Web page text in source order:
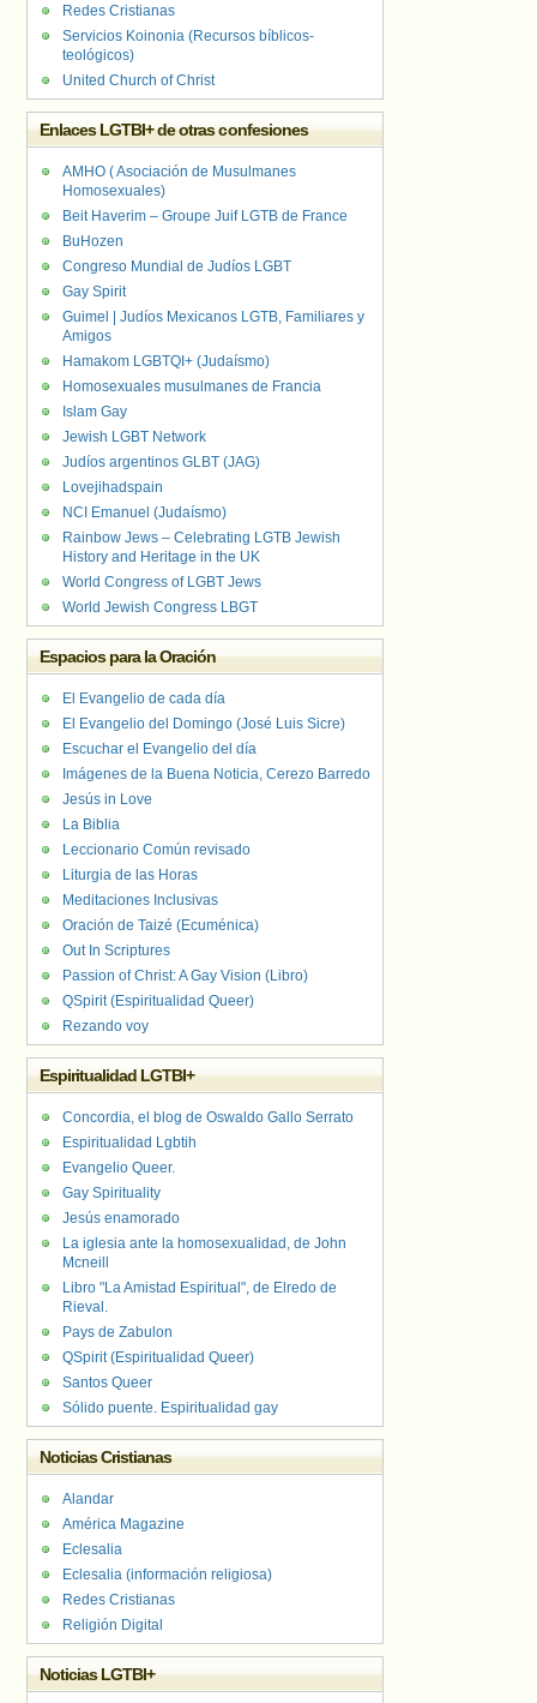
Redes Cristianas
Servicios Koinonia (Recursos bíblicos-
teológicos)
United Church of Christ
Enlaces LGTBI+ de otras confesiones
AMHO ( Asociación de Musulmanes
Homosexuales)
Beit Haverim – Groupe Juif LGTB de France
BuHozen
Congreso Mundial de Judíos LGBT
Gay Spirit
Guimel | Judíos Mexicanos LGTB, Familiares y
Amigos
Hamakom LGBTQI+ (Judaísmo)
Homosexuales musulmanes de Francia
Islam Gay
Jewish LGBT Network
Judíos argentinos GLBT (JAG)
Lovejihadspain
NCI Emanuel (Judaísmo)
Rainbow Jews – Celebrating LGTB Jewish
History and Heritage in the UK
World Congress of LGBT Jews
World Jewish Congress LBGT
Espacios para la Oración
El Evangelio de cada día
El Evangelio del Domingo (José Luis Sicre)
Escuchar el Evangelio del día
Imágenes de la Buena Noticia, Cerezo Barredo
Jesús in Love
La Biblia
Leccionario Común revisado
Liturgia de las Horas
Meditaciones Inclusivas
Oración de Taizé (Ecuménica)
Out In Scriptures
Passion of Christ: A Gay Vision (Libro)
QSpirit (Espiritualidad Queer)
Rezando voy
Espiritualidad LGTBI+
Concordia, el blog de Oswaldo Gallo Serrato
Espiritualidad Lgbtih
Evangelio Queer.
Gay Spirituality
Jesús enamorado
La iglesia ante la homosexualidad, de John
Mcneill
Libro "La Amistad Espiritual", de Elredo de
Rieval.
Pays de Zabulon
QSpirit (Espiritualidad Queer)
Santos Queer
Sólido puente. Espiritualidad gay
Noticias Cristianas
Alandar
América Magazine
Eclesalia
Eclesalia (información religiosa)
Redes Cristianas
Religión Digital
Noticias LGTBI+